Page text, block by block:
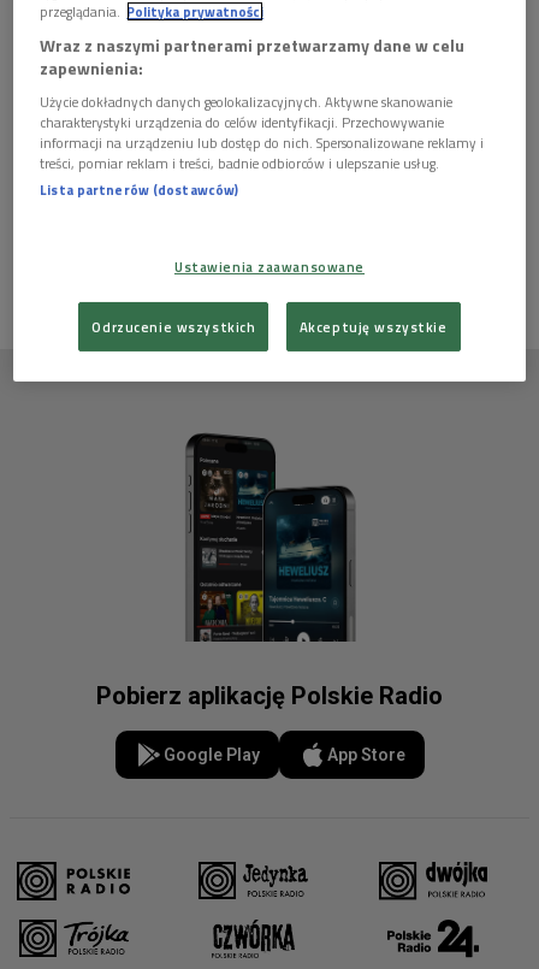
Scenariusz:Dżennet Połtorzycka
"Wizyta pani Wiery"
Ten artykuł nie ma jeszcze komentarzy, możesz być pierwszy!
Pobierz aplikację Polskie Radio
Google Play App Store
przeglądania. Polityka prywatności
Wraz z naszymi partnerami przetwarzamy dane w celu
zapewnienia:
Użycie dokładnych danych geolokalizacyjnych. Aktywne skanowanie
charakterystyki urządzenia do celów identyfikacji. Przechowywanie
informacji na urządzeniu lub dostęp do nich. Spersonalizowane reklamy i
treści, pomiar reklam i treści, badnie odbiorców i ulepszanie usług.
Lista partnerów (dostawców)
Ustawienia zaawansowane
Odrzucenie wszystkich Akceptuję wszystkie